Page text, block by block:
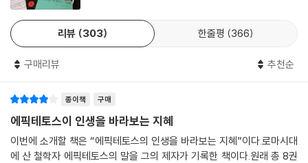
리뷰 303 한줄평 366
구매리뷰 추천순
종이책 구매
에픽테토스이 인생을 바라보는 지혜
이번에 소개할 책은 “에픽테토스의 인생을 바라보는 지혜”이다.로마시대
에 산 철학자 에픽테토스의 말을 그의 제자가 기록한 책이다.원래 총 8권